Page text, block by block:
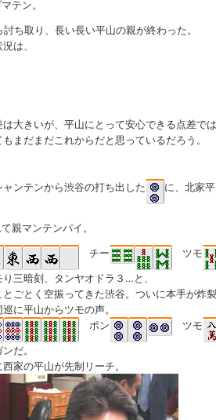
テン。
ち取り、長い長い平山の親が終わった。
は、
は大きいが、平山にとって安心できる点差で
まだまだこれからだと思っているだろう。
ンテンから渋谷の打ち出した
に、北家
親マンテンパイ。
チー
ツモ
三暗刻、タンヤオドラ３…と、
とごとく空振ってきた渋谷。ついに本手が炸
に平山からツモの声。
ポン
ツモ
だ。
家の平山が先制リーチ。